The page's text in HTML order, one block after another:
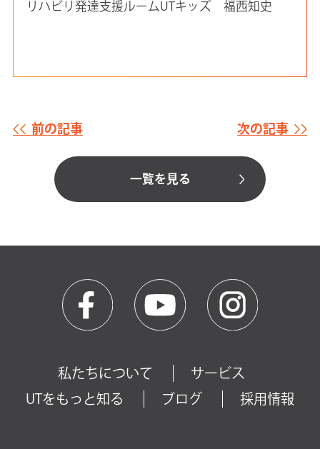
リハビリ発達支援ルームUTキッズ 福西知史
前の記事
一覧を見る
次の記事
私たちについて
サービス
UTをもっと知る
ブログ 採用情報